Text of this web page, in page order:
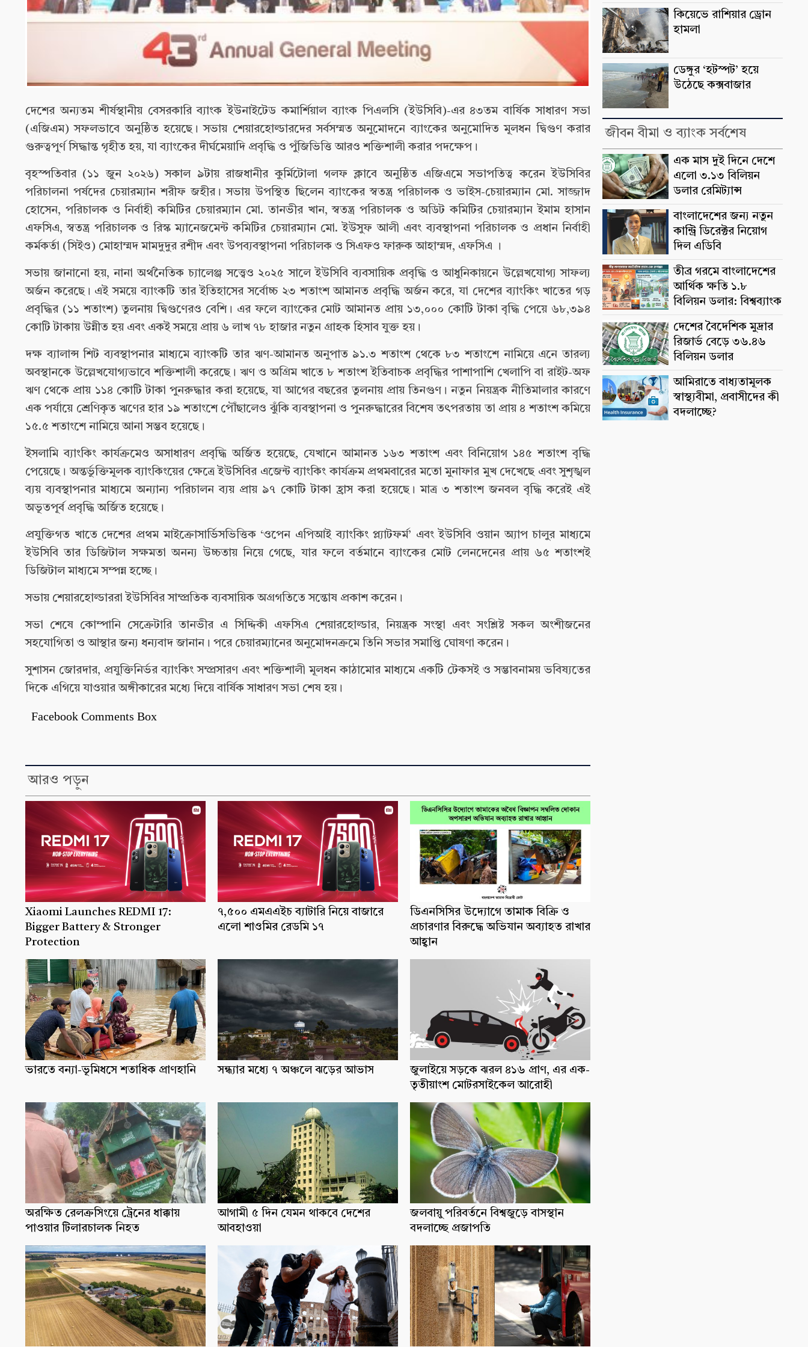
দেশের অন্যতম শীর্ষস্থানীয় বেসরকারি ব্যাংক ইউনাইটেড কমার্শিয়াল ব্যাংক পিএলসি (ইউসিবি)-এর ৪৩তম বার্ষিক সাধারণ সভা
(এজিএম) সফলভাবে অনুষ্ঠিত হয়েছে। সভায় শেয়ারহোল্ডারদের সর্বসম্মত অনুমোদনে ব্যাংকের অনুমোদিত মূলধন দ্বিগুণ করার
গুরুত্বপূর্ণ সিদ্ধান্ত গৃহীত হয়, যা ব্যাংকের দীর্ঘমেয়াদি প্রবৃদ্ধি ও পুঁজিভিত্তি আরও শক্তিশালী করার পদক্ষেপ।
বৃহস্পতিবার (১১ জুন ২০২৬) সকাল ৯টায় রাজধানীর কুর্মিটোলা গলফ ক্লাবে অনুষ্ঠিত এজিএমে সভাপতিত্ব করেন ইউসিবির
পরিচালনা পর্ষদের চেয়ারম্যান শরীফ জহীর। সভায় উপস্থিত ছিলেন ব্যাংকের স্বতন্ত্র পরিচালক ও ভাইস-চেয়ারম্যান মো. সাজ্জাদ
হোসেন, পরিচালক ও নির্বাহী কমিটির চেয়ারম্যান মো. তানভীর খান, স্বতন্ত্র পরিচালক ও অডিট কমিটির চেয়ারম্যান ইমাম হাসান
এফসিএ, স্বতন্ত্র পরিচালক ও রিস্ক ম্যানেজমেন্ট কমিটির চেয়ারম্যান মো. ইউসুফ আলী এবং ব্যবস্থাপনা পরিচালক ও প্রধান নির্বাহী
কর্মকর্তা (সিইও) মোহাম্মদ মামদুদুর রশীদ এবং উপব্যবস্থাপনা পরিচালক ও সিএফও ফারুক আহাম্মদ, এফসিএ ।
সভায় জানানো হয়, নানা অর্থনৈতিক চ্যালেঞ্জ সত্ত্বেও ২০২৫ সালে ইউসিবি ব্যবসায়িক প্রবৃদ্ধি ও আধুনিকায়নে উল্লেখযোগ্য সাফল্য
অর্জন করেছে। এই সময়ে ব্যাংকটি তার ইতিহাসের সর্বোচ্চ ২৩ শতাংশ আমানত প্রবৃদ্ধি অর্জন করে, যা দেশের ব্যাংকিং খাতের গড়
প্রবৃদ্ধির (১১ শতাংশ) তুলনায় দ্বিগুণেরও বেশি। এর ফলে ব্যাংকের মোট আমানত প্রায় ১৩,০০০ কোটি টাকা বৃদ্ধি পেয়ে ৬৮,৩৯৪
কোটি টাকায় উন্নীত হয় এবং একই সময়ে প্রায় ৬ লাখ ৭৮ হাজার নতুন গ্রাহক হিসাব যুক্ত হয়।
দক্ষ ব্যালান্স শিট ব্যবস্থাপনার মাধ্যমে ব্যাংকটি তার ঋণ-আমানত অনুপাত ৯১.৩ শতাংশ থেকে ৮৩ শতাংশে নামিয়ে এনে তারল্য
অবস্থানকে উল্লেখযোগ্যভাবে শক্তিশালী করেছে। ঋণ ও অগ্রিম খাতে ৮ শতাংশ ইতিবাচক প্রবৃদ্ধির পাশাপাশি খেলাপি বা রাইট-অফ
ঋণ থেকে প্রায় ১১৪ কোটি টাকা পুনরুদ্ধার করা হয়েছে, যা আগের বছরের তুলনায় প্রায় তিনগুণ। নতুন নিয়ন্ত্রক নীতিমালার কারণে
এক পর্যায়ে শ্রেণিকৃত ঋণের হার ১৯ শতাংশে পৌঁছালেও ঝুঁকি ব্যবস্থাপনা ও পুনরুদ্ধারের বিশেষ তৎপরতায় তা প্রায় ৪ শতাংশ কমিয়ে
১৫.৫ শতাংশে নামিয়ে আনা সম্ভব হয়েছে।
ইসলামি ব্যাংকিং কার্যক্রমেও অসাধারণ প্রবৃদ্ধি অর্জিত হয়েছে, যেখানে আমানত ১৬৩ শতাংশ এবং বিনিয়োগ ১৪৫ শতাংশ বৃদ্ধি
পেয়েছে। অন্তর্ভুক্তিমূলক ব্যাংকিংয়ের ক্ষেত্রে ইউসিবির এজেন্ট ব্যাংকিং কার্যক্রম প্রথমবারের মতো মুনাফার মুখ দেখেছে এবং সুশৃঙ্খল
ব্যয় ব্যবস্থাপনার মাধ্যমে অন্যান্য পরিচালন ব্যয় প্রায় ৯৭ কোটি টাকা হ্রাস করা হয়েছে। মাত্র ৩ শতাংশ জনবল বৃদ্ধি করেই এই
অভূতপূর্ব প্রবৃদ্ধি অর্জিত হয়েছে।
প্রযুক্তিগত খাতে দেশের প্রথম মাইক্রোসার্ভিসভিত্তিক ‘ওপেন এপিআই ব্যাংকিং প্ল্যাটফর্ম’ এবং ইউসিবি ওয়ান অ্যাপ চালুর মাধ্যমে
ইউসিবি তার ডিজিটাল সক্ষমতা অনন্য উচ্চতায় নিয়ে গেছে, যার ফলে বর্তমানে ব্যাংকের মোট লেনদেনের প্রায় ৬৫ শতাংশই
ডিজিটাল মাধ্যমে সম্পন্ন হচ্ছে।
সভায় শেয়ারহোল্ডাররা ইউসিবির সাম্প্রতিক ব্যবসায়িক অগ্রগতিতে সন্তোষ প্রকাশ করেন।
সভা শেষে কোম্পানি সেক্রেটারি তানভীর এ সিদ্দিকী এফসিএ শেয়ারহোল্ডার, নিয়ন্ত্রক সংস্থা এবং সংশ্লিষ্ট সকল অংশীজনের
সহযোগিতা ও আস্থার জন্য ধন্যবাদ জানান। পরে চেয়ারম্যানের অনুমোদনক্রমে তিনি সভার সমাপ্তি ঘোষণা করেন।
সুশাসন জোরদার, প্রযুক্তিনির্ভর ব্যাংকিং সম্প্রসারণ এবং শক্তিশালী মূলধন কাঠামোর মাধ্যমে একটি টেকসই ও সম্ভাবনাময় ভবিষ্যতের
দিকে এগিয়ে যাওয়ার অঙ্গীকারের মধ্যে দিয়ে বার্ষিক সাধারণ সভা শেষ হয়।
Facebook Comments Box
আরও পড়ুন
Xiaomi Launches REDMI 17:
Bigger Battery & Stronger
Protection
৭,৫০০ এমএএইচ ব্যাটারি নিয়ে বাজারে
এলো শাওমির রেডমি ১৭
ডিএনসিসির উদ্যোগে তামাক বিক্রি ও
প্রচারণার বিরুদ্ধে অভিযান অব্যাহত রাখার
আহ্বান
ভারতে বন্যা-ভূমিধসে শতাধিক প্রাণহানি সন্ধ্যার মধ্যে ৭ অঞ্চলে ঝড়ের আভাস
জুলাইয়ে সড়কে ঝরল ৪১৬ প্রাণ, এর এক-
তৃতীয়াংশ মোটরসাইকেল আরোহী
অরক্ষিত রেলক্রসিংয়ে ট্রেনের ধাক্কায়
পাওয়ার টিলারচালক নিহত
আগামী ৫ দিন যেমন থাকবে দেশের
আবহাওয়া
জলবায়ু পরিবর্তনে বিশ্বজুড়ে বাসস্থান
বদলাচ্ছে প্রজাপতি
কিয়েভে রাশিয়ার ড্রোন
হামলা
ডেঙ্গুর ‘হটস্পট’ হয়ে
উঠেছে কক্সবাজার
জীবন বীমা ও ব্যাংক সর্বশেষ
এক মাস দুই দিনে দেশে
এলো ৩.১৩ বিলিয়ন
ডলার রেমিট্যান্স
বাংলাদেশের জন্য নতুন
কান্ট্রি ডিরেক্টর নিয়োগ
দিল এডিবি
তীব্র গরমে বাংলাদেশের
আর্থিক ক্ষতি ১.৮
বিলিয়ন ডলার: বিশ্বব্যাংক
দেশের বৈদেশিক মুদ্রার
রিজার্ভ বেড়ে ৩৬.৪৬
বিলিয়ন ডলার
আমিরাতে বাধ্যতামূলক
স্বাস্থ্যবীমা, প্রবাসীদের কী
বদলাচ্ছে?